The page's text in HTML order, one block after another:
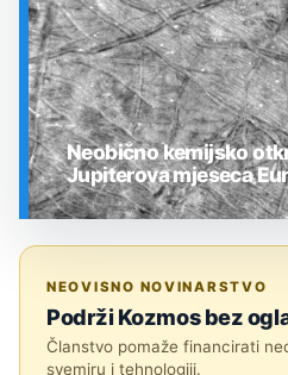
Neobično kemijsko
Jupiterova mjeseca
NEOVISNO NOVINARSTVO
Podrži Kozmos bez
Članstvo pomaže financirati
svemiru i tehnologiji.